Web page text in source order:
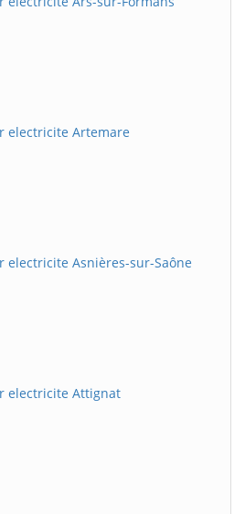
electricite Artemare
electricite Asnières-sur-Saône
electricite Attignat